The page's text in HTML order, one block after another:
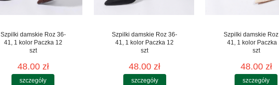
Szpilki damskie Roz 36-
41, 1 kolor Paczka 12
szt
48.00 zł
szczegóły
Szpilki damskie Roz 36-
41, 1 kolor Paczka 12
szt
48.00 zł
szczegóły
Szpilki damskie
41, 1 kolor Paczka
szt
48.00 zł
szczegóły